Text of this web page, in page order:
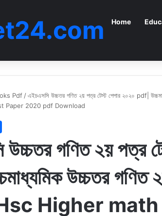
Home
Pdf /এইচএসসি উচ্চতর গণিত ২য় পত্র টেস্ট পেপার ২০২০ pdf|
Paper 2020 pdf Download
গণিত ২য় পত্র
উচ্চতর গণিত
Higher